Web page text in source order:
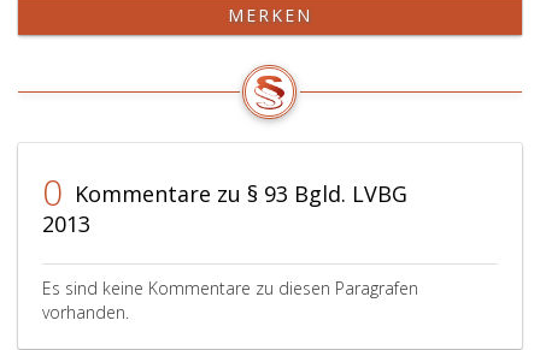
MERKEN
0 Kommentare zu § 93 Bgld. LVBG
2013
Es sind keine Kommentare zu diesen Paragrafen
vorhanden.